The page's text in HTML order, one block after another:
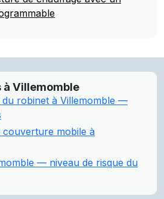
à Villemomble
du robinet à Villemomble —
couverture mobile à
— niveau de risque du